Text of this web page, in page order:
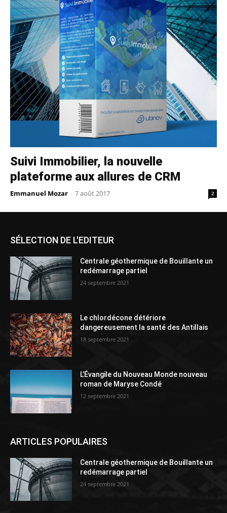
Suivi Immobilier, la nouvelle
plateforme aux allures de CRM
Emmanuel Mozar - 7 août 2017 2
SÉLECTION DE L'EDITEUR
Centrale géothermique de Bouillante un
redémarrage partiel
24 septembre 2021
Le chlordécone détériore
dangereusement la santé des Antillais
18 septembre 2021
L’Évangile du Nouveau Monde nouveau
roman de Maryse Condé
12 septembre 2021
ARTICLES POPULAIRES
Centrale géothermique de Bouillante un
redémarrage partiel
24 septembre 2021